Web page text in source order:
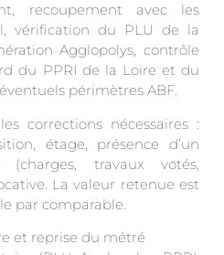
recoupement avec les
vérification du PLU de la
Agglopolys, contrôle
du PPRI de la Loire et du
périmètres ABF.
corrections nécessaires :
étage, présence d’un
(charges, travaux votés,
La valeur retenue est
par comparable.
et reprise du métré